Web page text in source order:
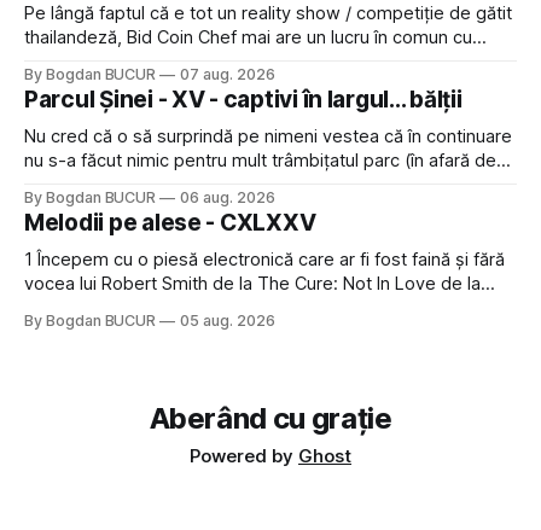
Pe lângă faptul că e tot un reality show / competiție de gătit
thailandeză, Bid Coin Chef mai are un lucru în comun cu
lăsat rece la prima vedere, după care m-a făcut să mă
îndrăgostesc de el. Nu mi-a plăcut faptul
By Bogdan BUCUR 07 aug. 2026
Parcul Șinei - XV - captivi în largul... bălții
Nu cred că o să surprindă pe nimeni vestea că în continuare
nu s-a făcut nimic pentru mult trâmbițatul parc (în afară de
timp pui și latră prin gard la lumea care trece prin zonă). Am
avut, în schimb, o belea
By Bogdan BUCUR 06 aug. 2026
Melodii pe alese - CXLXXV
1 Începem cu o piesă electronică care ar fi fost faină și fără
vocea lui Robert Smith de la The Cure: Not In Love de la
a dovedit că jumătatea masculină a acelui duo era cam
By Bogdan BUCUR 05 aug. 2026
Aberând cu grație
Powered by Ghost